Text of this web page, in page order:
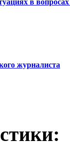
в вопросах
журналиста